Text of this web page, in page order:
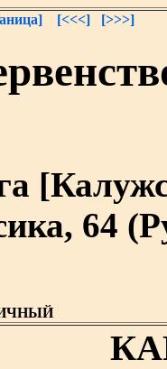
[<<<] [>>>]
64